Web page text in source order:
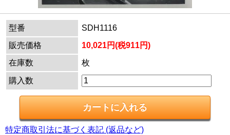
型番
SDH1116
販売価格
10,021円(税911円)
在庫数
枚
購入数
特定商取引法に基づく表記 (返品など)